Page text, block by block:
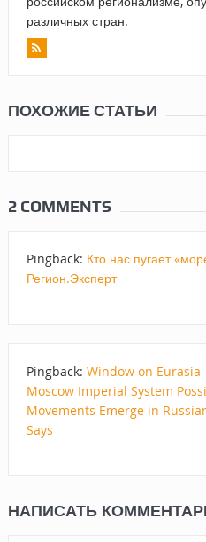
различных стран.
ПОХОЖИЕ СТАТЬИ
2 COMMENTS
Pingback: Кто нас пугает
Регион.Эксперт
Pingback: Window on Eurasia
Moscow Imperial System
Movements Emerge in
Says
НАПИСАТЬ